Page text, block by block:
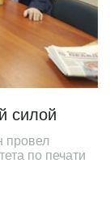
силой
провел
по печати